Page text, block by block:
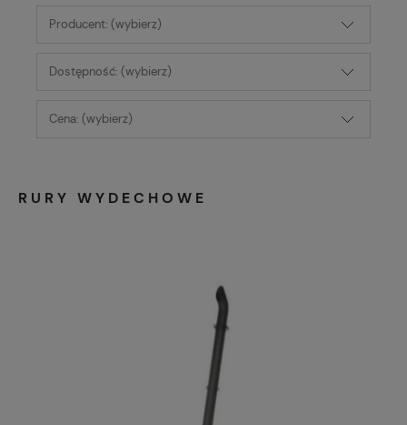
Producent: (wybierz)
Dostępność: (wybierz)
Cena: (wybierz)
RURY WYDECHOWE